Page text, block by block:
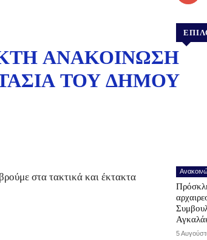
ΑΝΑΚΟΊΝΩΣΗ
ΤΟΥ ΔΉΜΟΥ
στα τακτικά και έκτακτα
5